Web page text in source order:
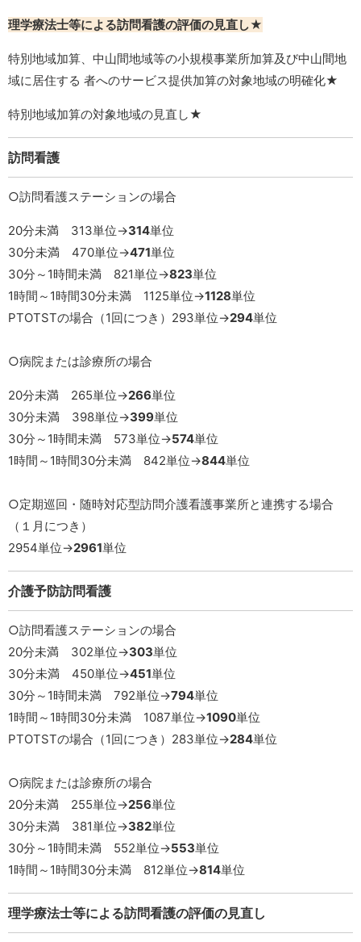
理学療法士等による訪問看護の評価の見直し★
特別地域加算、中山間地域等の小規模事業所加算及び中山間地
域に居住する 者へのサービス提供加算の対象地域の明確化★
特別地域加算の対象地域の見直し★
訪問看護
○訪問看護ステーションの場合
20分未満 313単位→314単位
30分未満 470単位→471単位
30分～1時間未満 821単位→823単位
1時間～1時間30分未満 1125単位→1128単位
PTOTSTの場合（1回につき）293単位→294単位
○病院または診療所の場合
20分未満 265単位→266単位
30分未満 398単位→399単位
30分～1時間未満 573単位→574単位
1時間～1時間30分未満 842単位→844単位
○定期巡回・随時対応型訪問介護看護事業所と連携する場合
（１月につき）
2954単位→2961単位
介護予防訪問看護
○訪問看護ステーションの場合
20分未満 302単位→303単位
30分未満 450単位→451単位
30分～1時間未満 792単位→794単位
1時間～1時間30分未満 1087単位→1090単位
PTOTSTの場合（1回につき）283単位→284単位
○病院または診療所の場合
20分未満 255単位→256単位
30分未満 381単位→382単位
30分～1時間未満 552単位→553単位
1時間～1時間30分未満 812単位→814単位
理学療法士等による訪問看護の評価の見直し